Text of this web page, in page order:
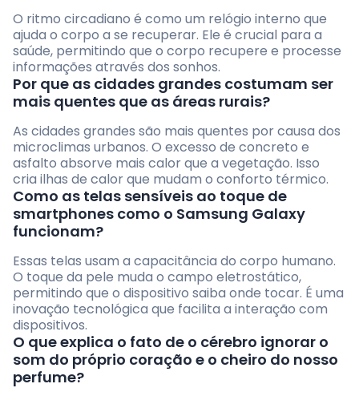
O ritmo circadiano é como um relógio interno que
ajuda o corpo a se recuperar. Ele é crucial para a
saúde, permitindo que o corpo recupere e processe
informações através dos sonhos.
Por que as cidades grandes costumam ser
mais quentes que as áreas rurais?
As cidades grandes são mais quentes por causa dos
microclimas urbanos. O excesso de concreto e
asfalto absorve mais calor que a vegetação. Isso
cria ilhas de calor que mudam o conforto térmico.
Como as telas sensíveis ao toque de
smartphones como o Samsung Galaxy
funcionam?
Essas telas usam a capacitância do corpo humano.
O toque da pele muda o campo eletrostático,
permitindo que o dispositivo saiba onde tocar. É uma
inovação tecnológica que facilita a interação com
dispositivos.
O que explica o fato de o cérebro ignorar o
som do próprio coração e o cheiro do nosso
perfume?